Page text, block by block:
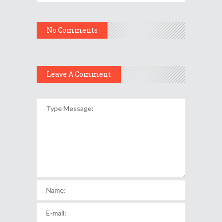
No Comments
Leave A Comment